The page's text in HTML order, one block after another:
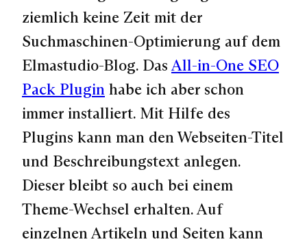
ziemlich keine Zeit mit der
Suchmaschinen-Optimierung auf dem
Elmastudio-Blog. DasAll-in-One SEO
Pack Plugin habe ich aber schon
immer installiert. Mit Hilfe des
Plugins kann man den Webseiten-Titel
und Beschreibungstext anlegen.
Dieser bleibt so auch bei einem
Theme-Wechsel erhalten. Auf
einzelnen Artikeln und Seiten kann